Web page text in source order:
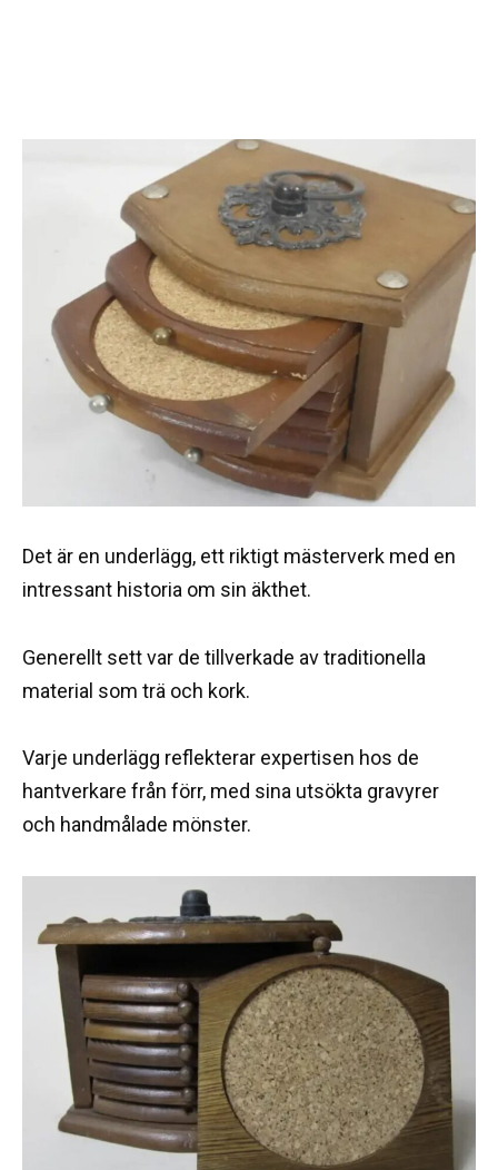
Det är en underlägg, ett riktigt mästerverk med en
intressant historia om sin äkthet.
Generellt sett var de tillverkade av traditionella
material som trä och kork.
Varje underlägg reflekterar expertisen hos de
hantverkare från förr, med sina utsökta gravyrer
och handmålade mönster.